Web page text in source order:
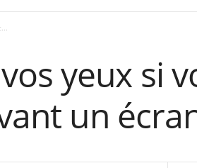
yeux si
un